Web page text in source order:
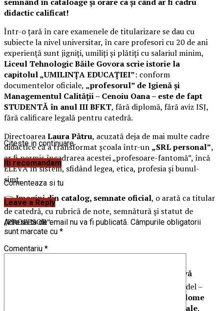
didactic calificat!
Într-o țară în care examenele de titularizare se dau cu
subiecte la nivel universitar, în care profesori cu 20 de ani
experiență sunt jigniți, umiliți și plătiți cu salariul minim,
Liceul Tehnologic Băile Govora scrie istorie la
capitolul „UMILINȚA EDUCAȚIEI”: conform
documentelor oficiale, „profesorul” de Igienă și
Managementul Calității – Cenoiu Oana – este de fapt
STUDENTĂ în anul III BFKT, fără diplomă, fără aviz ISJ,
fără calificare legală pentru catedră.
DirectoareaLaura Pătru, acuzată deja de mai multe cadre
didactice că a transformat școala într-un „SRL personal”,
ar fi permis încadrarea acestei „profesoare-fantomă”, încă
ELEVĂ în sistem, sfidând legea, etica, profesia și bunul-
simț.
👉Imagini din catalog, semnate oficial, o arată ca titular
de catedră, cu rubrică de note, semnătură și statut de
„PROFESOR”.
și ea elevă
, ar fi fost încadrată după același model –
fabrică de diplome
circuit închis al imposturii educaționale.
Citeste in continuare
Iti recomandam
Comenteaza si tu
Leave a Reply
Adresa ta de email nu va fi publicată. Câmpurile obligatorii
sunt marcate cu *
Comentariu *